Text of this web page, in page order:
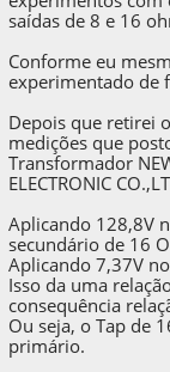
saídas de 8 e 16
Conforme eu
experimentado de
Depois que retirei
medições que
Transformador
ELECTRONIC
Aplicando 128,8V
secundário de 16
Aplicando 7,37V
Isso da uma
consequência
Ou seja, o Tap de
primário.